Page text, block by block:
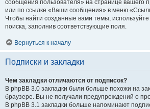
сообщения пользователя» на странице вашего
или по ссылке «Ваши сообщения» в меню
Чтобы найти созданные вами темы,
поиска, заполнив соответствующие поля.
Вернуться к началу
Подписки и закладки
Чем закладки отличаются от подписок?
В phpBB 3.0 закладки были больше похожи на
браузере. Вы не получали предупреждений о
В phpBB 3.1 закладки больше напоминают